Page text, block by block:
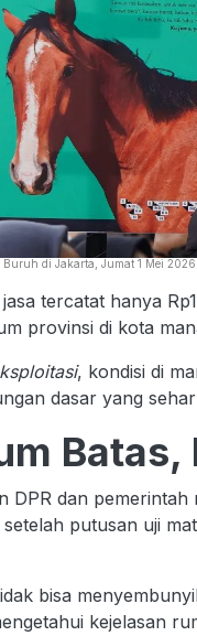
di Jakarta, Jumat 1 Mei
tercatat hanya
provinsi di kota
, kondisi di
dasar yang
Batas,
DPR dan
putusan uji
bisa
kejelasan